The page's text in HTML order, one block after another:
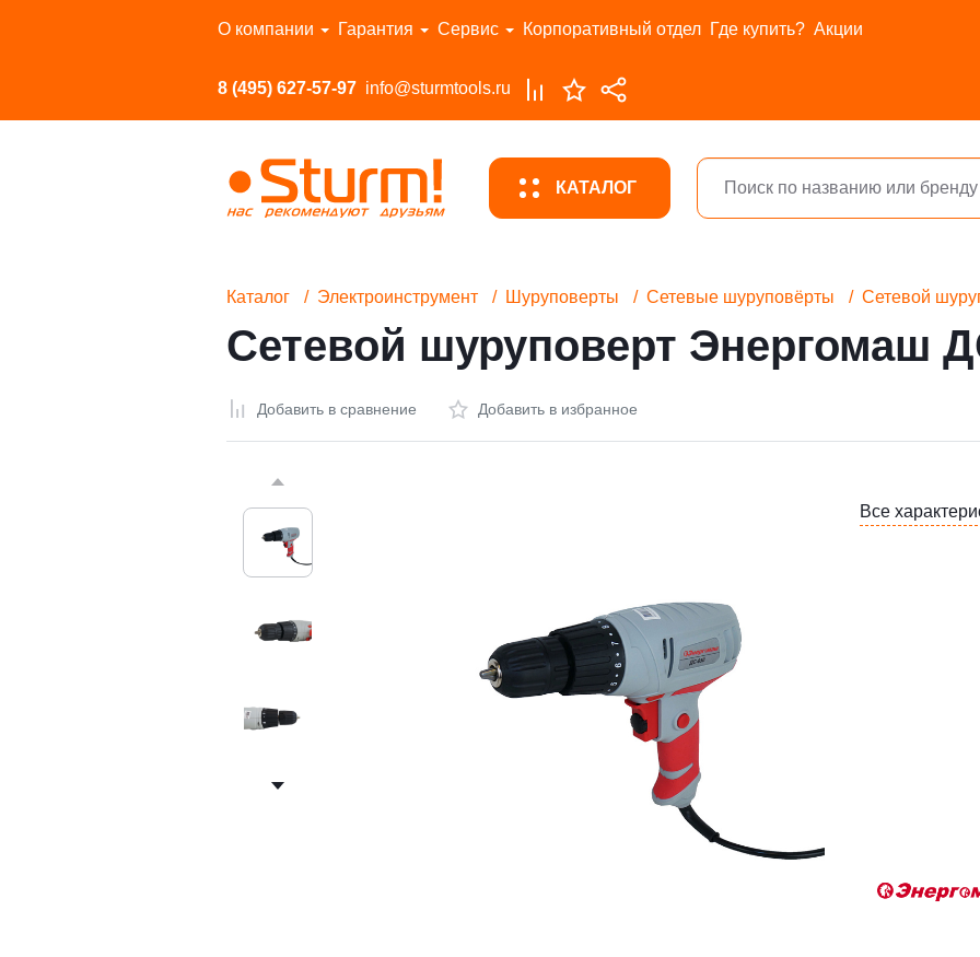
О компании Гарантия Сервис Корпоративный отдел Где купить? Акции
8 (495) 627-57-97 info@sturmtools.ru
КАТАЛОГ
Перейти в каталог
Каталог Электроинструмент Шуруповерты Сетевые шуруповёрты Сетевой
Сетевой шуруповерт Энергомаш
Добавить в сравнение Добавить в избранное
Все